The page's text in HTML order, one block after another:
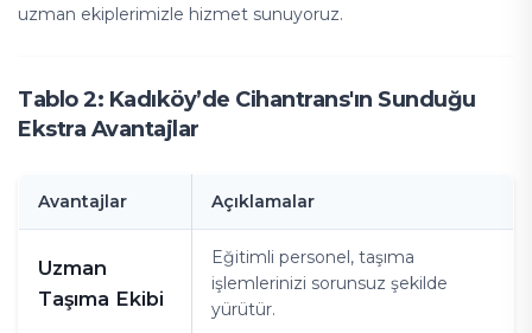
uzman ekiplerimizle hizmet sunuyoruz.
Tablo 2: Kadıköy’de Cihantrans'ın Sunduğu
Ekstra Avantajlar
Avantajlar Açıklamalar
Uzman
Taşıma Ekibi
Eğitimli personel, taşıma
işlemlerinizi sorunsuz şekilde
yürütür.